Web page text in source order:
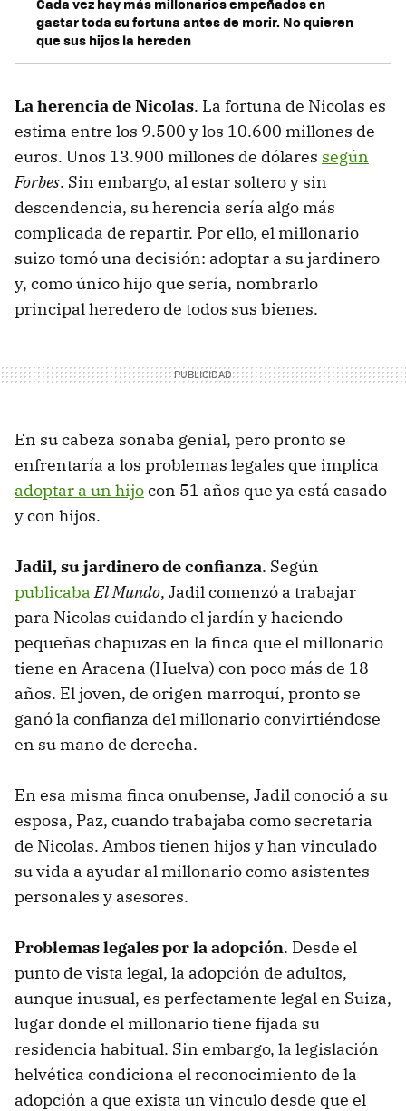
gastar toda su fortuna antes de morir. No quieren
que sus hijos la hereden
La herencia de Nicolas. La fortuna de Nicolas es
estima entre los 9.500 y los 10.600 millones de
euros. Unos 13.900 millones de dólares según
Forbes. Sin embargo, al estar soltero y sin
descendencia, su herencia sería algo más
complicada de repartir. Por ello, el millonario
suizo tomó una decisión: adoptar a su jardinero
y, como único hijo que sería, nombrarlo
principal heredero de todos sus bienes.
En su cabeza sonaba genial, pero pronto se
enfrentaría a los problemas legales que implica
adoptar a un hijocon 51 años que ya está casado
y con hijos.
Jadil, su jardinero de confianza. Según
publicaba El Mundo, Jadil comenzó a trabajar
para Nicolas cuidando el jardín y haciendo
pequeñas chapuzas en la finca que el millonario
tiene en Aracena (Huelva) con poco más de 18
años. El joven, de origen marroquí, pronto se
ganó la confianza del millonario convirtiéndose
en su mano de derecha.
En esa misma finca onubense, Jadil conoció a su
esposa, Paz, cuando trabajaba como secretaria
de Nicolas. Ambos tienen hijos y han vinculado
su vida a ayudar al millonario como asistentes
personales y asesores.
Problemas legales por la adopción. Desde el
punto de vista legal, la adopción de adultos,
aunque inusual, es perfectamente legal en Suiza,
lugar donde el millonario tiene fijada su
residencia habitual. Sin embargo, la legislación
helvética condiciona el reconocimiento de la
adopción a que exista un vinculo desde que el